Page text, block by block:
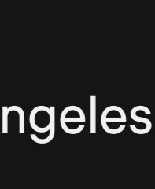
Estados